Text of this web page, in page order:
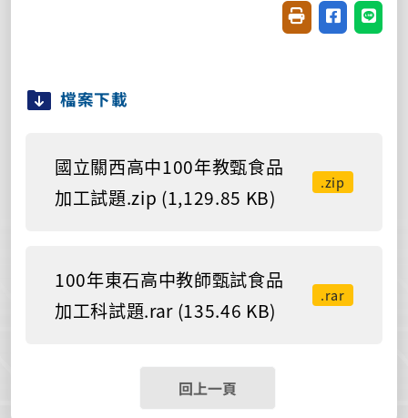
友善列印(開新視
分享至臉書
分享
檔案下載
國立關西高中100年教甄食品
加工試題.zip (1,129.85 KB)
.zip
100年東石高中教師甄試食品
加工科試題.rar (135.46 KB)
.rar
回上一頁